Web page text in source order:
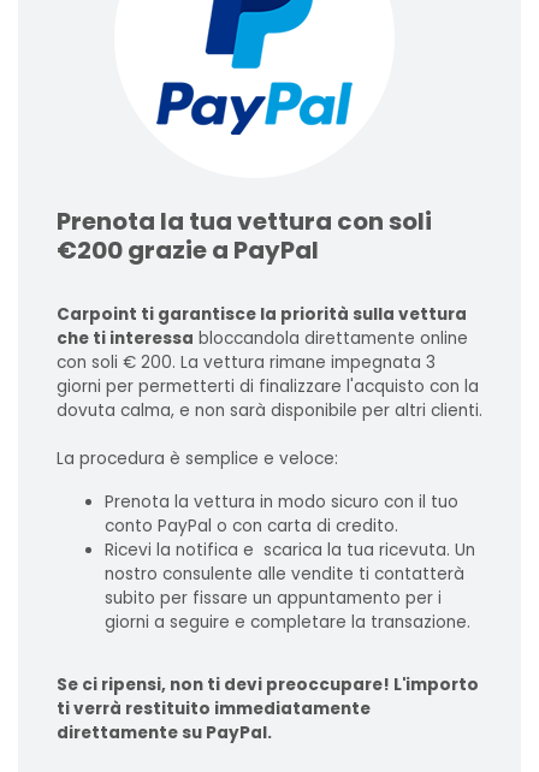
Prenota la tua vettura con soli
€200 grazie a PayPal
Carpoint ti garantisce la priorità sulla vettura
che ti interessa bloccandola direttamente online
con soli € 200. La vettura rimane impegnata 3
giorni per permetterti di finalizzare l'acquisto con la
dovuta calma, e non sarà disponibile per altri clienti.
La procedura è semplice e veloce:
Prenota la vettura in modo sicuro con il tuo
conto PayPal o con carta di credito.
Ricevi la notifica e scarica la tua ricevuta. Un
nostro consulente alle vendite ti contatterà
subito per fissare un appuntamento per i
giorni a seguire e completare la transazione.
Se ci ripensi, non ti devi preoccupare! L'importo
ti verrà restituito immediatamente
direttamente su PayPal.